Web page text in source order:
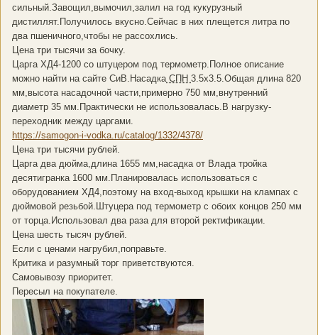
сильный.Завощил,вымочил,залил на год кукурузный
дистиллят.Получилось вкусно.Сейчас в них плещется литра по
два пшеничного,чтобы не рассохлись.
Цена три тысячи за бочку.
Царга ХД4-1200 со штуцером под термометр.Полное описание
можно найти на сайте СиВ.НасадкаСПН 3.5х3.5.Общая длина 820
мм,высота насадочной части,примерно 750 мм,внутренний
диаметр 35 мм.Практически не использовалась.В нагрузку-
переходник между царгами.
https://samogon-i-vodka.ru/catalog/1332/4378/
Цена три тысячи рублей.
Царга два дюйма,длина 1655 мм,насадка от Влада тройка
десятигранка 1600 мм.Планировалась использоваться с
оборудованием ХД4,поэтому на вход-выход крышки на клампах с
дюймовой резьбой.Штуцера под термометр с обоих концов 250 мм
от торца.Использовал два раза для второй ректификации.
Цена шесть тысяч рублей.
Если с ценами нагрубил,поправьте.
Критика и разумный торг приветствуются.
Самовывозу приоритет.
Пересыл на покупателе.